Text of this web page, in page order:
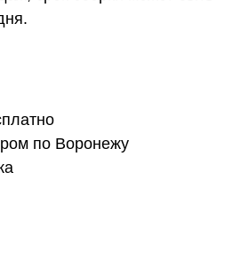
по Воронежу